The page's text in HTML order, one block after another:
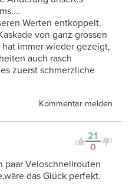
Werten entkoppelt.
von ganz grossen
immer wieder gezeigt,
auch rasch
zuerst schmerzliche
Kommentar melden
21
0
paar Veloschnellrouten
das Glück perfekt.